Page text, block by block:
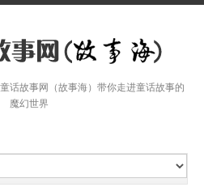
话故事网（故事海）带你走进童话故事的
魔幻世界